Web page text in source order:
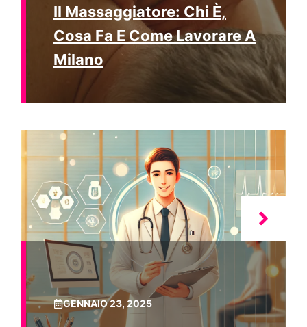
Il Massaggiatore: Chi È,
Cosa Fa E Come Lavorare A
Milano
GENNAIO 23, 2025